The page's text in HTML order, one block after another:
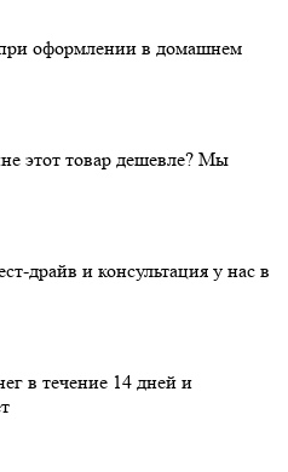
оформлении в домашнем
этот товар дешевле? Мы
драйв и консультация у нас в
в течение 14 дней и